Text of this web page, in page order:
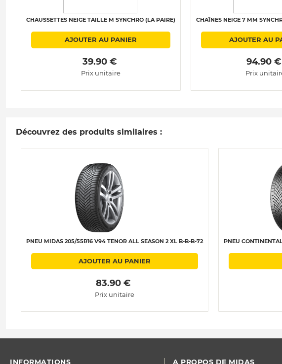
CHAUSSETTES NEIGE TAILLE M SYNCHRO (LA PAIRE)
AJOUTER AU PANIER
39.90 €
Prix unitaire
CHAÎNES NEIGE 7 MM
AJOUTER AU
94.90 €
Prix
Découvrez des produits similaires :
PNEU MIDAS 205/55R16 V94 TENOR ALL SEASON 2 XL B-B-B-72
AJOUTER AU PANIER
83.90 €
Prix unitaire
PNEU
INFORMATIONS A PROPOS DE MIDAS